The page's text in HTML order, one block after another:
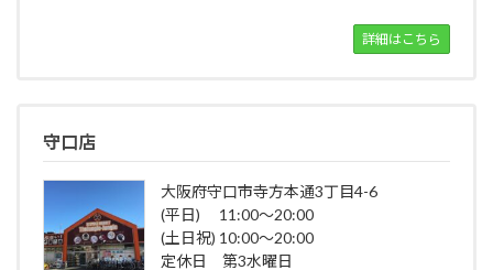
詳細はこちら
守口店
大阪府守口市寺方本通3丁目4-6
(平日) 11:00～20:00
(土日祝) 10:00～20:00
定休日 第3水曜日